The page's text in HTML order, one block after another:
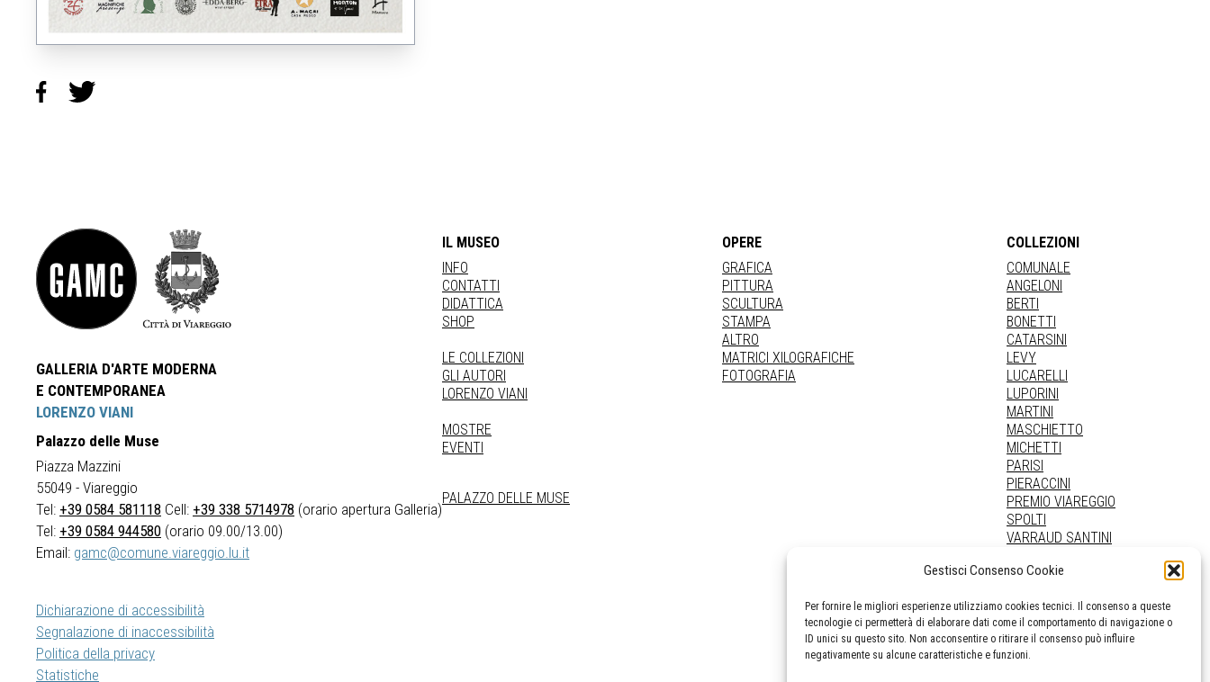
Gestisci Consenso Cookie
Per fornire le migliori esperienze utilizziamo cookies tecnici. Il consenso a queste
tecnologie ci permetterà di elaborare dati come il comportamento di navigazione o
ID unici su questo sito. Non acconsentire o ritirare il consenso può influire
negativamente su alcune caratteristiche e funzioni.
GALLERIA D'ARTE MODERNA
E CONTEMPORANEA
LORENZO VIANI
Palazzo delle Muse
Piazza Mazzini
55049 - Viareggio
Tel: +39 0584 581118 Cell: +39 338 5714978 (orario apertura Galleria)
Tel: +39 0584 944580 (orario 09.00/13.00)
Email: gamc@comune.viareggio.lu.it
Dichiarazione di accessibilità
Segnalazione di inaccessibilità
Politica della privacy
Statistiche
IL MUSEO
INFO
CONTATTI
DIDATTICA
SHOP
LE COLLEZIONI
GLI AUTORI
LORENZO VIANI
MOSTRE
EVENTI
PALAZZO DELLE MUSE
OPERE
GRAFICA
PITTURA
SCULTURA
STAMPA
ALTRO
MATRICI XILOGRAFICHE
FOTOGRAFIA
COLLEZIONI
COMUNALE
ANGELONI
BERTI
BONETTI
CATARSINI
LEVY
LUCARELLI
LUPORINI
MARTINI
MASCHIETTO
MICHETTI
PARISI
PIERACCINI
PREMIO VIAREGGIO
SPOLTI
VARRAUD SANTINI